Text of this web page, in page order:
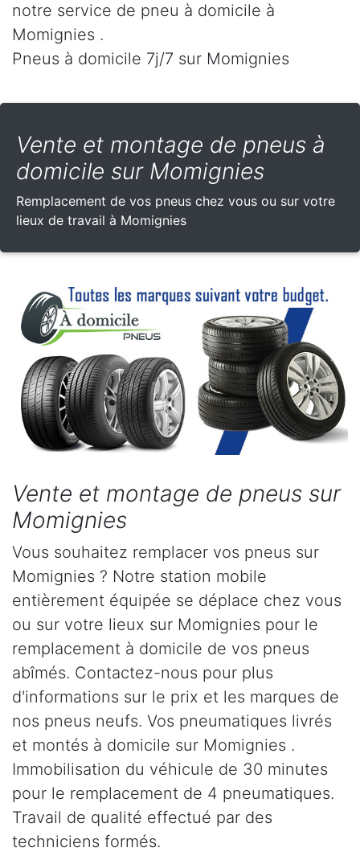
notre service de pneu à domicile à
Momignies .
Pneus à domicile 7j/7 sur Momignies
Vente et montage de pneus à
domicile sur Momignies
Remplacement de vos pneus chez vous ou sur votre
lieux de travail à Momignies
Vente et montage de pneus sur
Momignies
Vous souhaitez remplacer vos pneus sur
Momignies ? Notre station mobile
entièrement équipée se déplace chez vous
ou sur votre lieux sur Momignies pour le
remplacement à domicile de vos pneus
abîmés. Contactez-nous pour plus
d'informations sur le prix et les marques de
nos pneus neufs. Vos pneumatiques livrés
et montés à domicile sur Momignies .
Immobilisation du véhicule de 30 minutes
pour le remplacement de 4 pneumatiques.
Travail de qualité effectué par des
techniciens formés.